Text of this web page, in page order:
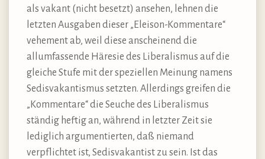
als vakant (nicht besetzt) ansehen, lehnen die
letzten Ausgaben dieser „Eleison-Kommentare“
vehement ab, weil diese anscheinend die
allumfassende Häresie des Liberalismus auf die
gleiche Stufe mit der speziellen Meinung namens
Sedisvakantismus setzten. Allerdings greifen die
„Kommentare“ die Seuche des Liberalismus
ständig heftig an, während in letzter Zeit sie
lediglich argumentierten, daß niemand
verpflichtet ist, Sedisvakantist zu sein. Ist das